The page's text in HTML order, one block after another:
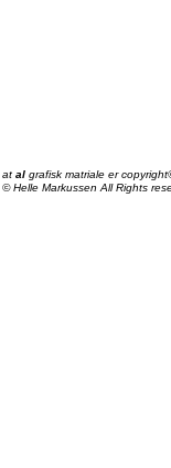
at al grafisk matriale er
© Helle Markussen All Rights